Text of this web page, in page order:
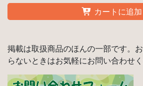
カートに追加
掲載は取扱商品のほんの一部です。
らないときはお気軽にお問い合わせく